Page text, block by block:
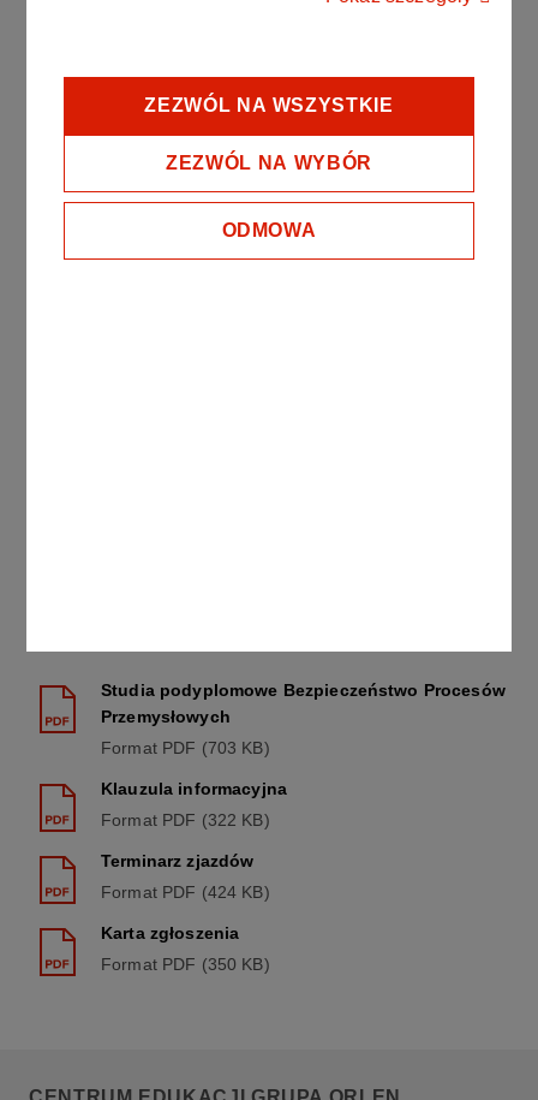
ZEZWÓL NA WSZYSTKIE
ZEZWÓL NA WYBÓR
ODMOWA
Miejsce organizacji zajęć:
Centrum Edukacji Sp. z o.o., Al. F. Kobylińskiego 25,
Planowana inauguracja:​wrzesień/październik 2026 r.
Studia podyplomowe Bezpieczeństwo Procesów
Przemysłowych
Format PDF 703 KB
Klauzula informacyjna
Format PDF 322 KB
Terminarz zjazdów
Format PDF 424 KB
Karta zgłoszenia
Format PDF 350 KB